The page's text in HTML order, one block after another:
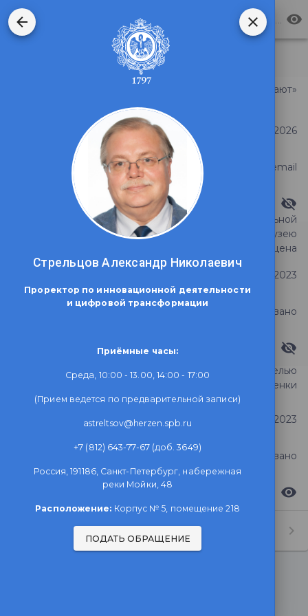
Стрельцов Александр Николаевич
Проректор по инновационной деятельности
и цифровой трансформации
Приёмные часы:
Среда, 10:00 - 13.00, 14:00 - 17:00
(Прием ведется по предварительной записи)
astreltsov@herzen.spb.ru
+7 (812) 643-77-67 (доб. 3649)
Россия, 191186, Санкт-Петербург, набережная
реки Мойки, 48
Расположение: Корпус № 5, помещение 218
ПОДАТЬ ОБРАЩЕНИЕ
Электронная приемная РГПУ им. А. И. Герцена
Проект «Голоса России оживают»
Дата регистрации 26 июня 2026
Статус обращения Ответ на email
Видимость ответа
проведение ознакомительной
экскурсии по территории и музею
РГПУ им. А.И. Герцена
13 ноября 2023
Статус обращения Зарегистрировано
Видимость ответа
Тема обращения
Повторная аттестация с целью
повышения оценки
Дата регистрации 30 сентября 2023
Статус обращения Зарегистрировано
Видимость ответа
Строк на странице: 1-3 из 3